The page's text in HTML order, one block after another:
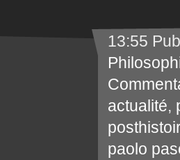
13:55
actualité,
paolo